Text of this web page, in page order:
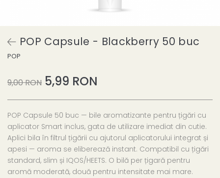
POP Capsule - Blackberry 50 buc
POP
9,00 RON 5,99 RON
POP Capsule 50 buc — bile aromatizante pentru țigări cu
aplicator Smart inclus, gata de utilizare imediat din cutie.
Aplici bila în filtrul țigării cu ajutorul aplicatorului integrat și
apesi — aroma se eliberează instant. Compatibil cu țigări
standard, slim și IQOS/HEETS. O bilă per țigară pentru
aromă moderată, două pentru intensitate mai mare.